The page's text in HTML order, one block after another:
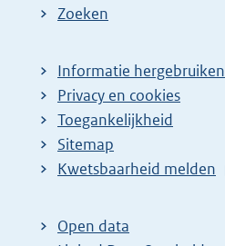
Zoeken
Informatie hergebruiken
Privacy en cookies
Toegankelijkheid
Sitemap
E
t
e
Kwetsbaarheid melden
Open data